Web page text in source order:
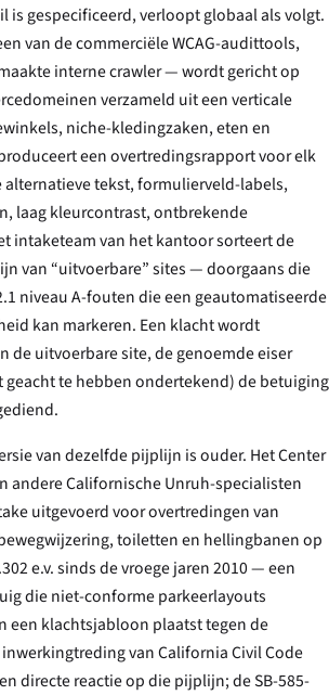
is gespecificeerd, verloopt globaal als volgt.
van de commerciële WCAG-audittools,
interne crawler — wordt gericht op
verzameld uit een verticale
niche-kledingzaken, eten en
een overtredingsrapport voor elk
tekst, formulierveld-labels,
laag kleurcontrast, ontbrekende
intaketeam van het kantoor sorteert de
van “uitvoerbare” sites — doorgaans die
niveau A-fouten die een geautomatiseerde
kan markeren. Een klacht wordt
de uitvoerbare site, de genoemde eiser
te hebben ondertekend) de betuiging
van dezelfde pijplijn is ouder. Het Center
andere Californische Unruh-specialisten
uitgevoerd voor overtredingen van
toiletten en hellingbanen op
e.v. sinds de vroege jaren 2010 — een
die niet-conforme parkeerlayouts
een klachtsjabloon plaatst tegen de
van California Civil Code
directe reactie op die pijplijn; de SB-585-